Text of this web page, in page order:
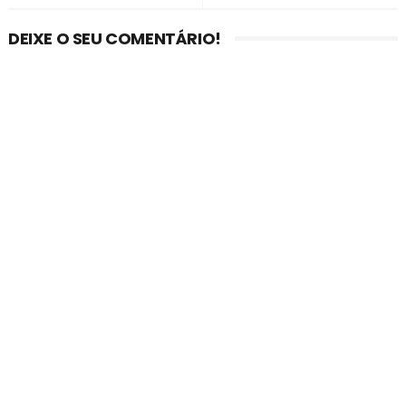
DEIXE O SEU COMENTÁRIO!